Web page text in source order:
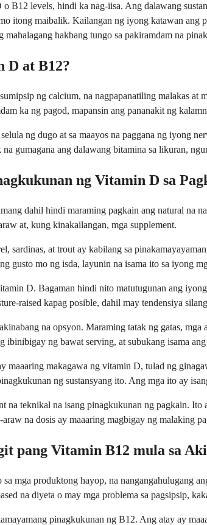
B12 levels, hindi ka nag-iisa. Ang dalawang
itong maibalik. Kailangan ng iyong katawan
hakbang tungo sa pakiramdam na
D at B12?
ng calcium, na nagpapanatiling malakas
ka ng pagod, mapansin ang pananakit ng
ng dugo at sa maayos na paggana ng iyong
gumagana ang dalawang bitamina sa likuran,
ng Vitamin D sa
dahil hindi maraming pagkain ang natural na
at, kung kinakailangan, mga supplement.
sardinas, at trout ay kabilang sa
gusto mo ng isda, layunin na isama ito sa iyong
D. Bagaman hindi nito matutugunan ang
raised kapag posible, dahil may tendensiya
na opsyon. Maraming tatak ng gatas,
ibinibigay ng bawat serving, at subukang isama
maaaring makagawa ng vitamin D, tulad ng
ng sustansyang ito. Ang mga ito ay
na teknikal na isang pinagkukunan ng pagkain.
na dosis ay maaaring magbigay ng malaking
pang Vitamin B12 mula sa
mga produktong hayop, na nangangahulugang
na diyeta o may mga problema sa pagsipsip,
pinagkukunan ng B12. Ang atay ay